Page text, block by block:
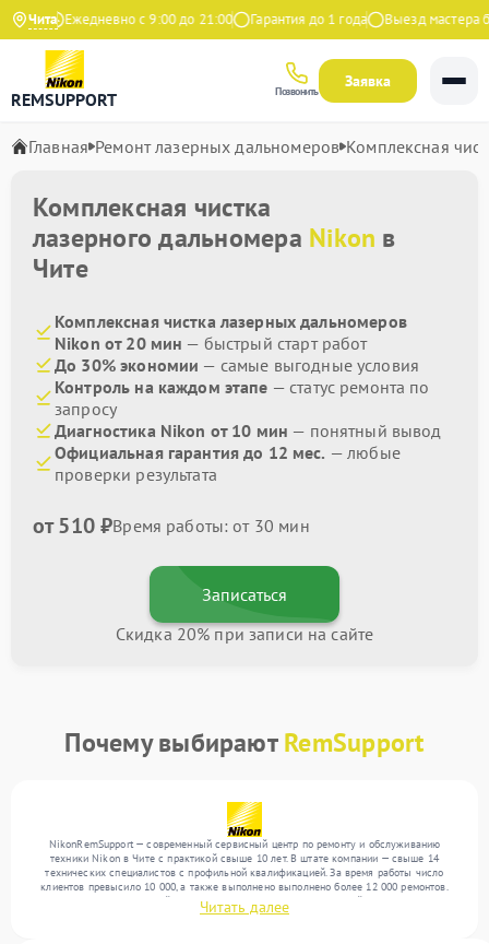
ЧитаЕжедневно с 9:00 до 21:00 Гарантия до 1 года Выезд мастера
REMSUPPORT Позвонить
Заявка
Главная Ремонт лазерных дальномеров Комплексная
Комплексная чистка
лазерного дальномера Nikon в
Чите
Комплексная чистка лазерных дальномеров
Nikon от 20 мин — быстрый старт работ
До 30% экономии — самые выгодные условия
Контроль на каждом этапе — статус ремонта по
запросу
Диагностика Nikon от 10 мин — понятный вывод
Официальная гарантия до 12 мес. — любые
проверки результата
от 510 ₽Время работы: от 30 мин
Записаться
Скидка 20% при записи на сайте
Почему выбираютRemSupport
NikonRemSupport — современный сервисный центр по ремонту и обслуживанию
техники Nikon в Чите с практикой свыше 10 лет. В штате компании — свыше 14
технических специалистов с профильной квалификацией. За время работы число
клиентов превысило 10 000, а также выполнено выполнено более 12 000 ремонтов.
Ежемесячно в сервисный центр поступает более 300 обращений, включая , , . Мы
выполняем ремонт различного уровня сложности и обеспечиваем надежный
Читать далее